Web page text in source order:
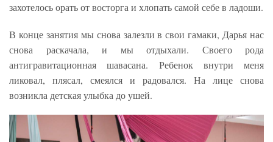
захотелось орать от восторга и хлопать самой себе в ладоши.
В конце занятия мы снова залезли в свои гамаки, Дарья нас
снова раскачала, и мы отдыхали. Своего рода
антигравитационная шавасана. Ребенок внутри меня
ликовал, плясал, смеялся и радовался. На лице снова
возникла детская улыбка до ушей.